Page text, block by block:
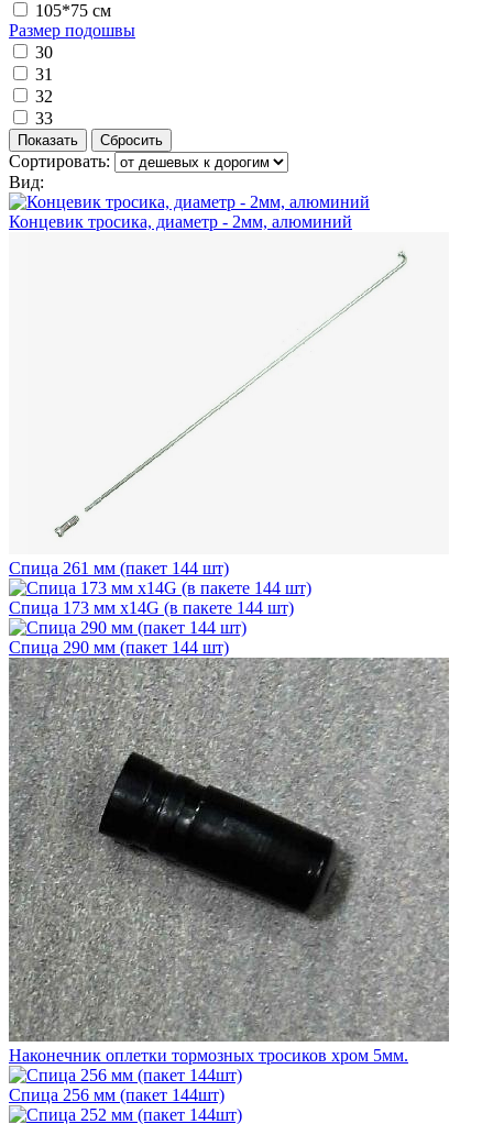
105*75 см
Размер подошвы
30
31
32
33
Сортировать:
Вид:
Концевик тросика, диаметр - 2мм, алюминий
Спица 261 мм (пакет 144 шт)
Спица 173 мм х14G (в пакете 144 шт)
Спица 290 мм (пакет 144 шт)
Наконечник оплетки тормозных тросиков хром 5мм.
Спица 256 мм (пакет 144шт)